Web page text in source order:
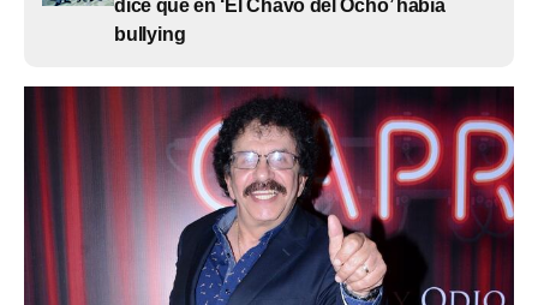
dice que en ‘El Chavo del Ocho’ había
bullying